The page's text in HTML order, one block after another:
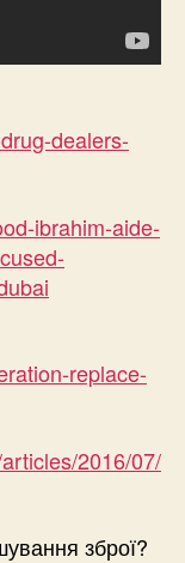
dealers-
ibrahim-aide-
replace-
2016/07/
зброї?